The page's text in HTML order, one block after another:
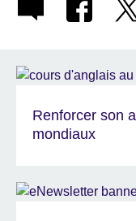
Renforcer son
mondiaux